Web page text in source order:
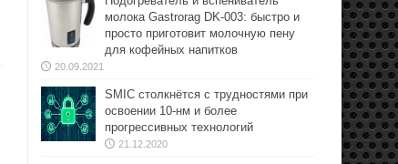
молока Gastrorag DK-003: быстро и
просто приготовит молочную пену
для кофейных напитков
20.09.2021
SMIC столкнётся с трудностями при
освоении 10-нм и более
прогрессивных технологий
21.12.2020